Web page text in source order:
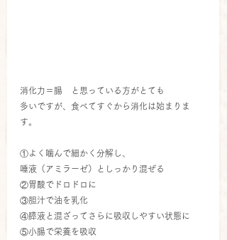
消化力＝腸　と思っている方がとても
多いですが、食べてすぐから消化は始まりま
す。
①よく噛んで細かく分解し、
唾液（アミラーゼ）としっかり混ぜる
②胃酸でドロドロに
③胆汁で油を乳化
④膵液と混ざってさらに吸収しやすい状態に
⑤小腸で栄養を吸収